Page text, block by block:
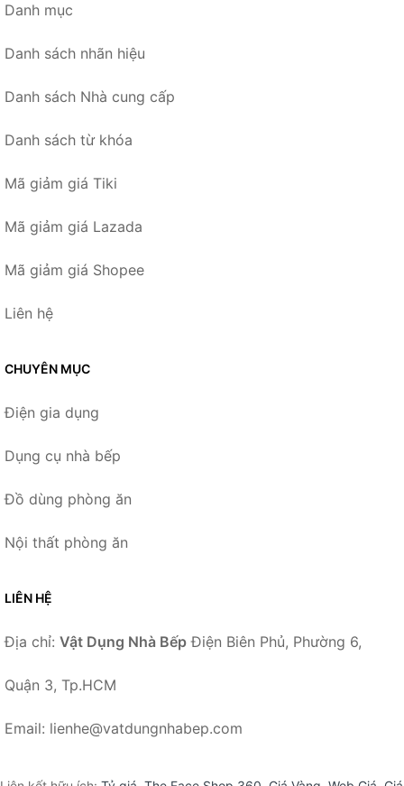
Danh mục
Danh sách nhãn hiệu
Danh sách Nhà cung cấp
Danh sách từ khóa
Mã giảm giá Tiki
Mã giảm giá Lazada
Mã giảm giá Shopee
Liên hệ
CHUYÊN MỤC
Điện gia dụng
Dụng cụ nhà bếp
Đồ dùng phòng ăn
Nội thất phòng ăn
LIÊN HỆ
Địa chỉ: Vật Dụng Nhà Bếp Điện Biên Phủ, Phường 6,
Quận 3, Tp.HCM
Email: lienhe@vatdungnhabep.com